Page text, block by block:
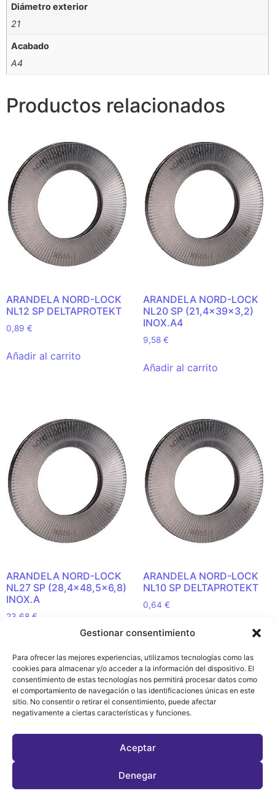
Gestionar consentimiento
Para ofrecer las mejores experiencias, utilizamos tecnologías como las
cookies para almacenar y/o acceder a la información del dispositivo. El
consentimiento de estas tecnologías nos permitirá procesar datos como
el comportamiento de navegación o las identificaciones únicas en este
sitio. No consentir o retirar el consentimiento, puede afectar
negativamente a ciertas características y funciones.
Aceptar
Denegar
Diámetro exterior
21
Acabado
A4
Productos relacionados
ARANDELA NORD-LOCK
NL12 SP DELTAPROTEKT
0,89 €
Añadir al carrito
ARANDELA NORD-LOCK
NL20 SP (21,4x39x3,2)
INOX.A4
9,58 €
Añadir al carrito
ARANDELA NORD-LOCK
NL27 SP (28,4×48,5×6,8)
INOX.A
23,68 €
ARANDELA NORD-LOCK
NL10 SP DELTAPROTEKT
0,64 €
Añadir al carrito
Política de
Privacidad y